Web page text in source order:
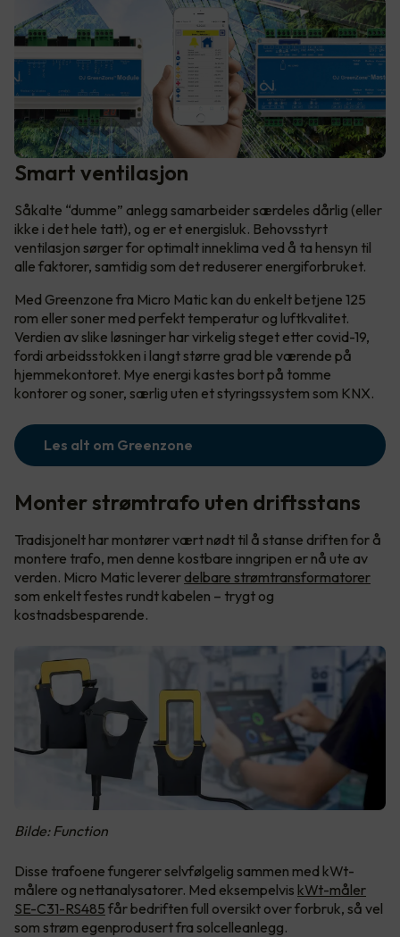
Smart ventilasjon
Såkalte “dumme” anlegg samarbeider særdeles dårlig (eller
ikke i det hele tatt), og er et energisluk. Behovsstyrt
ventilasjon sørger for optimalt inneklima ved å ta hensyn til
alle faktorer, samtidig som det reduserer energiforbruket.
Med Greenzone fra Micro Matic kan du enkelt betjene 125
rom eller soner med perfekt temperatur og luftkvalitet.
Verdien av slike løsninger har virkelig steget etter covid-19,
fordi arbeidsstokken i langt større grad ble værende på
hjemmekontoret. Mye energi kastes bort på tomme
kontorer og soner, særlig uten et styringssystem som KNX.
Les alt om Greenzone
Monter strømtrafo uten driftsstans
Tradisjonelt har montører vært nødt til å stanse driften for å
montere trafo, men denne kostbare inngripen er nå ute av
verden. Micro Matic leverer delbare strømtransformatorer
som enkelt festes rundt kabelen – trygt og
kostnadsbesparende.
Bilde: Function
Disse trafoene fungerer selvfølgelig sammen med kWt-
målere og nettanalysatorer. Med eksempelvis kWt-måler
SE-C31-RS485 får bedriften full oversikt over forbruk, så vel
som strøm egenprodusert fra solcelleanlegg.